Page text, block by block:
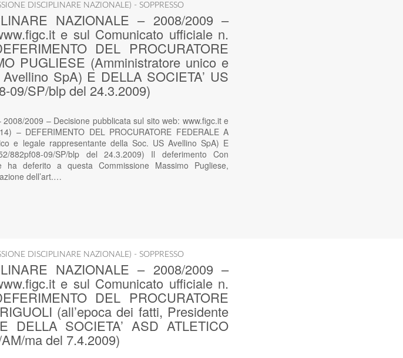
DISCIPLINARE NAZIONALE) - SOPPRESSO
NAZIONALE – 2008/2009 –
e sul Comunicato ufficiale n.
DEL PROCURATORE
PUGLIESE (Amministratore unico e
SpA) E DELLA SOCIETA’ US
09/SP/blp del 24.3.2009)
2009 – Decisione pubblicata sul sito web: www.figc.it e
– DEFERIMENTO DEL PROCURATORE FEDERALE A
e legale rappresentante della Soc. US Avellino SpA) E
882pf08-09/SP/blp del 24.3.2009) Il deferimento Con
deferito a questa Commissione Massimo Pugliese,
dell’art.…
DISCIPLINARE NAZIONALE) - SOPPRESSO
NAZIONALE – 2008/2009 –
e sul Comunicato ufficiale n.
DEL PROCURATORE
(all’epoca dei fatti, Presidente
SOCIETA’ ASD ATLETICO
ma del 7.4.2009)